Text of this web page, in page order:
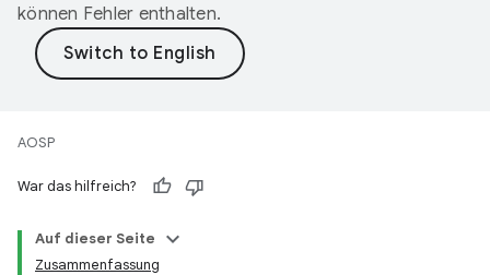
können Fehler enthalten.
AOSP
War das hilfreich?
Auf dieser Seite
Zusammenfassung